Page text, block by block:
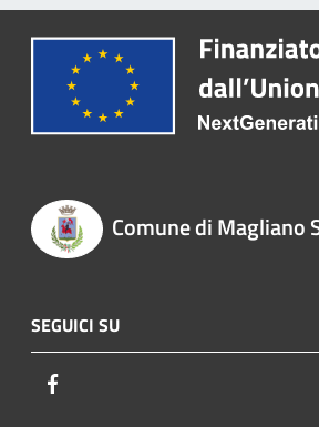
Comune di Magliano
SEGUICI SU